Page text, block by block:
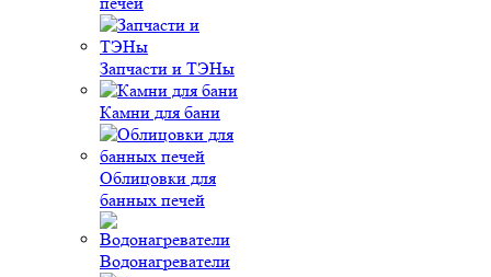
Запчасти и ТЭНы
Камни для бани
Облицовки для
банных печей
Водонагреватели